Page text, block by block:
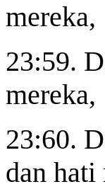
mereka,
23:59.
mereka,
23:60.
dan hati